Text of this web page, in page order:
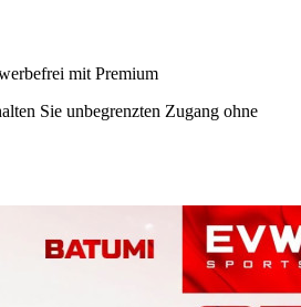
mit Premium
Sie unbegrenzten Zugang ohne